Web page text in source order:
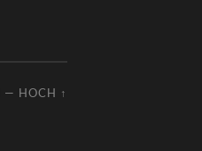
— HOCH ↑